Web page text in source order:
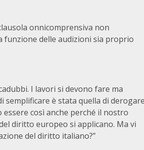
onnicomprensiva non
funzione delle audizioni sia proprio
I lavori si devono fare ma
semplificare è stata quella di
così anche perché il nostro
diritto europeo si applicano. Ma vi
del diritto italiano?”